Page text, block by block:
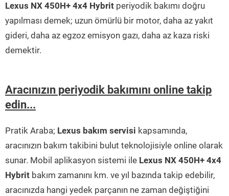
Lexus NX 450H+ 4x4 Hybrit periyodik bakımı doğru
yapılması demek; uzun ömürlü bir motor, daha az yakıt
gideri, daha az egzoz emisyon gazı, daha az kaza riski
demektir.
Aracınızın periyodik bakımını online takip
edin...
Pratik Araba; Lexus bakım servisi kapsamında,
aracınızın bakım takibini bulut teknolojisiyle online olarak
sunar. Mobil aplikasyon sistemi ile Lexus NX 450H+ 4x4
Hybrit bakım zamanını km. ve yıl bazında takip edebilir,
aracınızda hangi yedek parçanın ne zaman değiştiğini